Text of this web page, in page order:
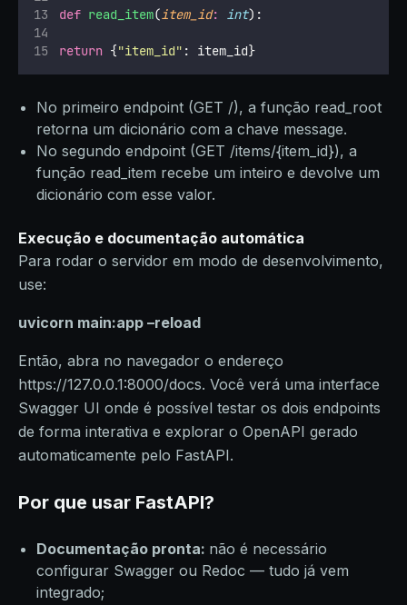
def read_item(item_id: int):
return {"item_id" : item_id}
No primeiro endpoint (GET /), a função read_root
retorna um dicionário com a chave message.
No segundo endpoint (GET /items/{item_id}), a
função read_item recebe um inteiro e devolve um
dicionário com esse valor.
Execução e documentação automática
Para rodar o servidor em modo de desenvolvimento,
use:
uvicorn main:app –reload
Então, abra no navegador o endereço
https://127.0.0.1:8000/docs. Você verá uma interface
Swagger UI onde é possível testar os dois endpoints
de forma interativa e explorar o OpenAPI gerado
automaticamente pelo FastAPI.
Por que usar FastAPI?
Documentação pronta: não é necessário
configurar Swagger ou Redoc — tudo já vem
integrado;